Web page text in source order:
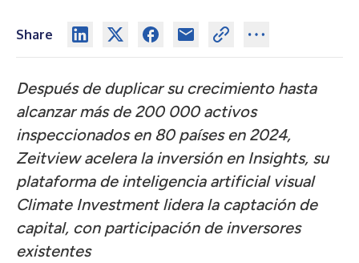
Share
Después de duplicar su crecimiento hasta
alcanzar más de 200 000 activos
inspeccionados en 80 países en 2024,
Zeitview acelera la inversión en Insights, su
plataforma de inteligencia artificial visual
Climate Investment lidera la captación de
capital, con participación de inversores
existentes